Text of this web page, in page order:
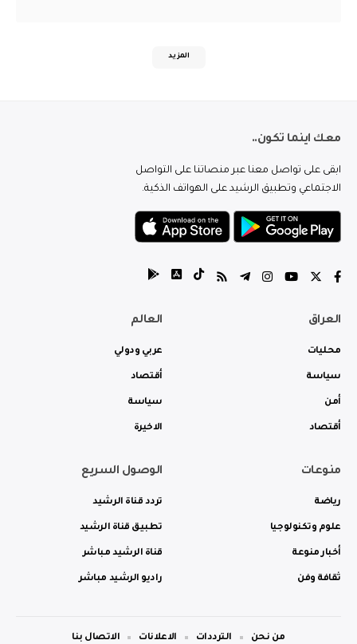
المزيد
معك اينما تكون..
ابقى على تواصل معنا عبر منصاتنا على التواصل
الاجتماعي وتطبيق الرشيد على الهواتف الذكية.
العراق
محليات
سياسة
أمن
أقتصاد
العالم
عربي ودولي
أقتصاد
سياسة
الاخيرة
منوعات
رياضة
علوم وتكنولوجيا
أخبار منوعة
ثقافة وفن
الوصول السريع
تردد قناة الرشيد
تطبيق قناة الرشيد
قناة الرشيد مباشر
راديو الرشيد مباشر
من نحن الترددات الاعلانات الاتصال بنا